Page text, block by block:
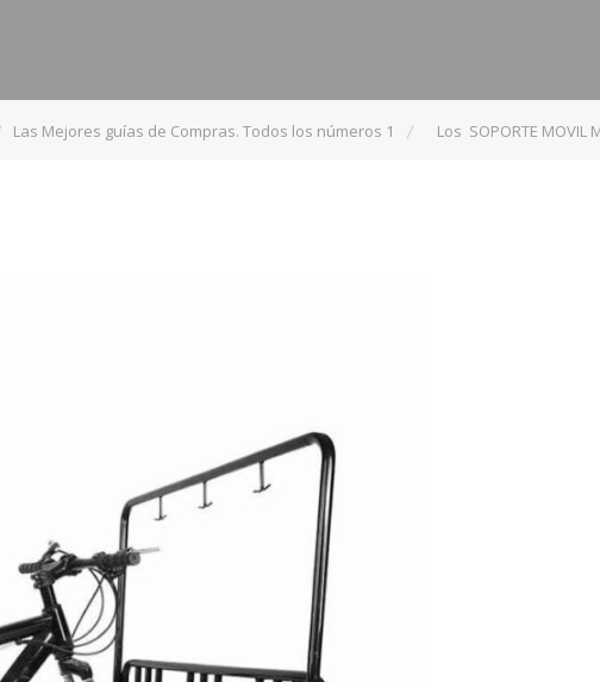
Las Mejores guías de Compras. Todos los números 1 Los SOPORTE MOVIL